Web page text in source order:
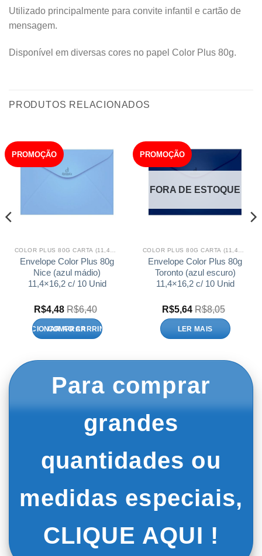
Utilizado principalmente para convite infantil e cartão de
mensagem.
Disponível em diversas cores no papel Color Plus 80g.
PRODUTOS RELACIONADOS
PROMOÇÃO
Envelope Color Plus 80g
Nice (azul mádio)
11,4×16,2 c/ 10 Unid
R$4,48 R$6,40
ADICIONAR AO CARRINHO
PROMOÇÃO
FORA DE ESTOQUE
Envelope Color Plus 80g
Toronto (azul escuro)
11,4×16,2 c/ 10 Unid
R$5,64 R$8,05
LER MAIS
Para comprar
grandes
quantidades ou
medidas especiais,
CLIQUE AQUI !